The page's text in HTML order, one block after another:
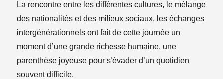
La rencontre entre les différentes cultures, le mélange
des nationalités et des milieux sociaux, les échanges
intergénérationnels ont fait de cette journée un
moment d’une grande richesse humaine, une
parenthèse joyeuse pour s’évader d’un quotidien
souvent difficile.